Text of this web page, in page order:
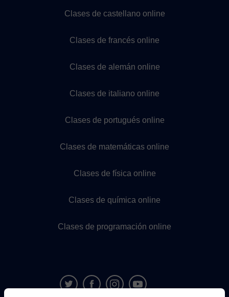
Clases de castellano online
Clases de francés online
Clases de alemán online
Clases de italiano online
Clases de portugués online
Clases de matemáticas online
Clases de física online
Clases de química online
Clases de programación online